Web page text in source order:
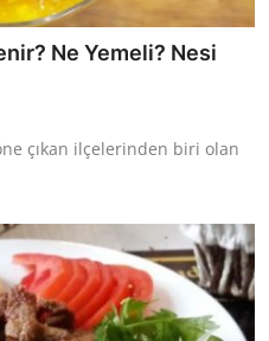
Ne Yemeli? Nesi
çıkan ilçelerinden biri olan